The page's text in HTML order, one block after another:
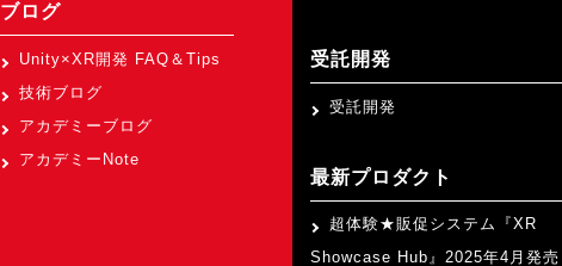
ブログ
Unity×XR開発 FAQ＆Tips
技術ブログ
アカデミーブログ
アカデミーNote
受託開発
受託開発
最新プロダクト
超体験★販促システム『XR
Showcase Hub』2025年4月発売